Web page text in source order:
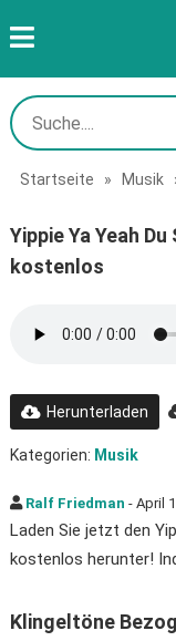
Startseite » Musik
Yippie Ya Yeah
kostenlos
Herunterladen
Kategorien: Musik
Ralf Friedman - April
Laden Sie jetzt den
kostenlos herunter!
Klingeltöne